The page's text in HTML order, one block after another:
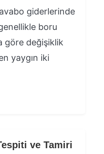
giderlerinde
boru
göre değişiklik
yaygın iki
ve Tamiri